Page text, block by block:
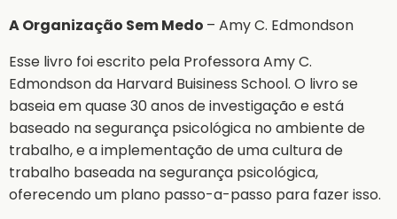
A Organização Sem Medo – Amy C. Edmondson
Esse livro foi escrito pela Professora Amy C.
Edmondson da Harvard Buisiness School. O livro se
baseia em quase 30 anos de investigação e está
baseado na segurança psicológica no ambiente de
trabalho, e a implementação de uma cultura de
trabalho baseada na segurança psicológica,
oferecendo um plano passo-a-passo para fazer isso.